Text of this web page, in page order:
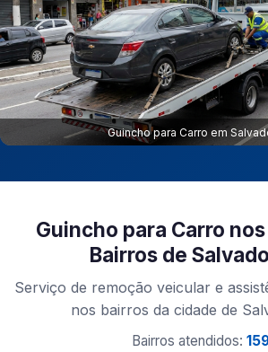
Guincho para Carro em
Guincho para Carro
Bairros de
Serviço de remoção veicular e
nos bairros da cidade de
Bairros atendidos: